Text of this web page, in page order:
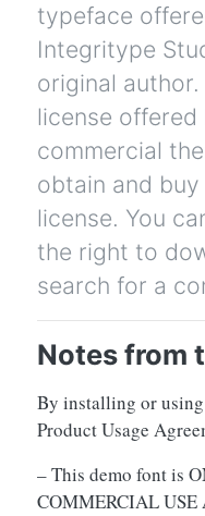
typeface
Integritype
original
license offered
commercial
obtain and
license. You
the right to
search for a
Notes from
By installing or
Product Usage
– This demo font is
COMMERCIAL USE